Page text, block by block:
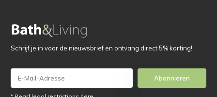
Schrijf je in voor de nieuwsbrief en ontvang direct 5% korting!
Abonnieren